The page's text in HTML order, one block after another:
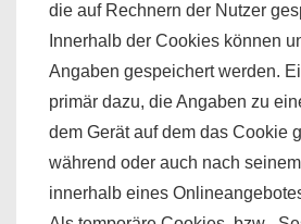
die auf Rechnern der Nutzer
Innerhalb der Cookies können
Angaben gespeichert werden.
primär dazu, die Angaben zu
dem Gerät auf dem das Cookie
während oder auch nach
innerhalb eines